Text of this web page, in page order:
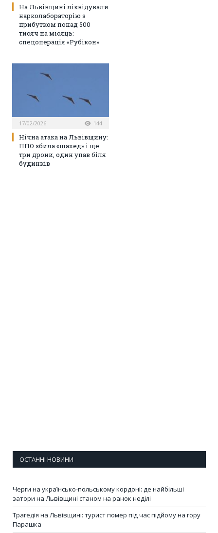
На Львівщині ліквідували
нарколабораторію з
прибутком понад 500
тисяч на місяць:
спецоперація «Рубікон»
17/02/2026 144
Нічна атака на Львівщину:
ППО збила «шахед» і ще
три дрони, один упав біля
будинків
ОСТАННІ НОВИНИ
Черги на українсько-польському кордоні: де найбільші
затори на Львівщині станом на ранок неділі
Трагедія на Львівщині: турист помер під час підйому на гору
Парашка